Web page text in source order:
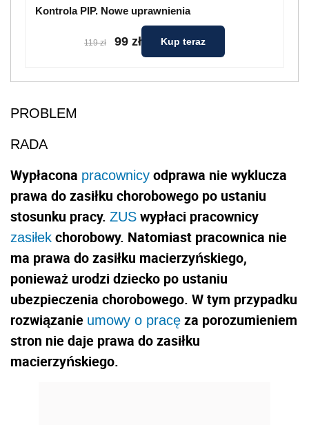
Kontrola PIP. Nowe uprawnienia
119 zł 99 zł Kup teraz
PROBLEM
RADA
Wypłacona pracownicy odprawa nie wyklucza
prawa do zasiłku chorobowego po ustaniu
stosunku pracy. ZUS wypłaci pracownicy
zasiłek chorobowy. Natomiast pracownica nie
ma prawa do zasiłku macierzyńskiego,
ponieważ urodzi dziecko po ustaniu
ubezpieczenia chorobowego. W tym przypadku
rozwiązanie umowy o pracę za porozumieniem
stron nie daje prawa do zasiłku
macierzyńskiego.